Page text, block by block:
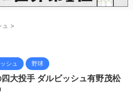
>
シュ 野球
大投手 ダルビッシュ有野茂松